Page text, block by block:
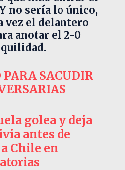
no sería lo único,
vez el delantero
anotar el 2-0
PARA SACUDIR
golea y deja
antes de
Chile en